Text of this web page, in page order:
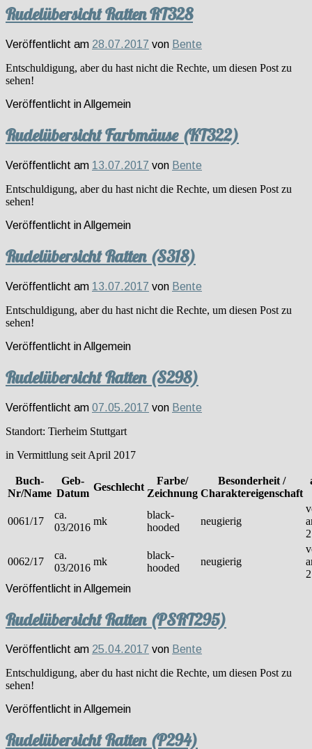
Rudelübersicht Ratten RT328
Veröffentlicht am 28.07.2017 von Bente
Entschuldigung, aber du hast nicht die Rechte, um diesen Post zu
sehen!
Veröffentlicht inAllgemein
Rudelübersicht Farbmäuse (KT322)
Veröffentlicht am 13.07.2017 von Bente
Entschuldigung, aber du hast nicht die Rechte, um diesen Post zu
sehen!
Veröffentlicht inAllgemein
Rudelübersicht Ratten (S318)
Veröffentlicht am 13.07.2017 von Bente
Entschuldigung, aber du hast nicht die Rechte, um diesen Post zu
sehen!
Veröffentlicht inAllgemein
Rudelübersicht Ratten (S298)
Veröffentlicht am 07.05.2017 von Bente
Standort: Tierheim Stuttgart
in Vermittlung seit April 2017
Buch-
Nr/Name
Geb-
Datum
Geschlecht
Farbe/
Zeichnung
Besonderheit /
Charaktereigenschaft
0061/17
ca.
03/2016
mk
black-
hooded
neugierig
0062/17
ca.
03/2016
mk
black-
hooded
neugierig
Veröffentlicht inAllgemein
Rudelübersicht Ratten (PSRT295)
Veröffentlicht am 25.04.2017 von Bente
Entschuldigung, aber du hast nicht die Rechte, um diesen Post zu
sehen!
Veröffentlicht inAllgemein
Rudelübersicht Ratten (P294)